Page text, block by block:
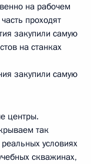
на рабочем
проходят
закупили самую
на станках
закупили самую
центры.
так
условиях
скважинах,